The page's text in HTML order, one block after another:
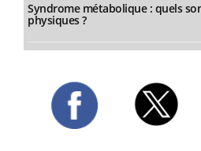
Syndrome métabolique : quels
physiques ?